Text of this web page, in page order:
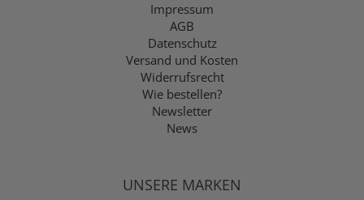
Impressum
AGB
Datenschutz
Versand und Kosten
Widerrufsrecht
Wie bestellen?
Newsletter
News
UNSERE MARKEN